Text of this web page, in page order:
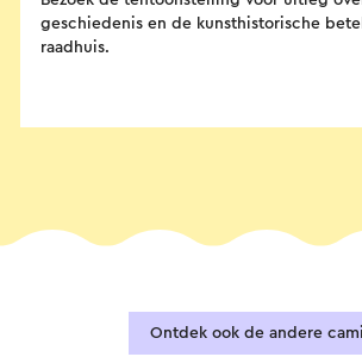
geschiedenis en de kunsthistorische
raadhuis.
Ontdek ook de andere